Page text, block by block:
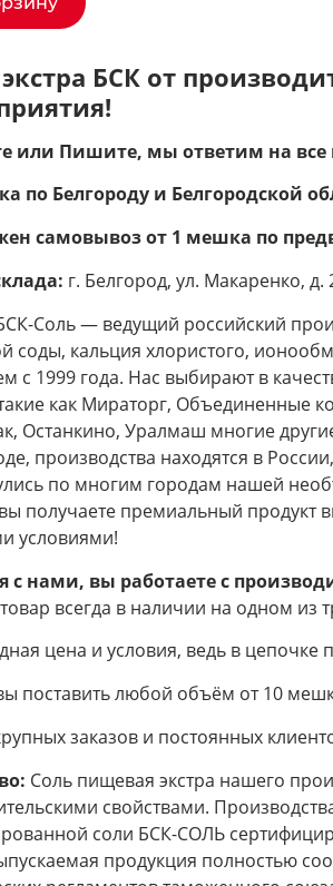
БСК от
или Пишите, мы ответим на все
по Белгороду и Белгородской
самовывоз от 1 мешка по
г. Белгород, ул. Макаренко, д.
Соль — ведущий российский
соды, кальция хлористого,
с 1999 года. Нас выбирают в
как Мираторг, Объединенные
Останкино, Уралмаш многие
производства находятся в
по многим городам нашей
получаете премиальный продукт
условиями!
с нами, вы работаете с
всегда в наличии на одном из
цена и условия, ведь в цепочке
поставить любой объём от 10
заказов и постоянных
Соль пищевая экстра нашего
свойствами.
соли БСК-СОЛЬ
продукция полностью